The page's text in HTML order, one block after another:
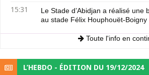
15:31
Le Stade d’Abidjan a réalisé une
au stade Félix Houphouët-
Toute l'info en
L’HEBDO - ÉDITION DU 19/12/2024